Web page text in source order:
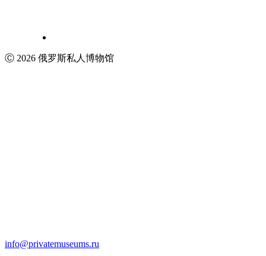
Ⓒ 2026 俄罗斯私人博物馆
info@privatemuseums.ru